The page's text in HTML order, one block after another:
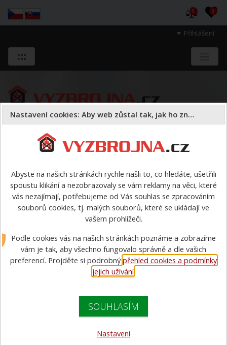
Přihlášení
0 0
a majetek druhých.
> výrobci > Rosenbauer
Přilba HEROS H30
Držák svítilny ADALIT
Nastavení cookies: Aby web zůstal tak, jak ho znáte
Abyste na našich stránkách rychle našli to, co hledáte, ušetřili
spoustu klikání a nezobrazovaly se vám reklamy na věci, které
vás nezajímají, potřebujeme od Vás souhlas se zpracováním
souborů cookies, tj. malých souborů, které se ukládají ve
vašem prohlížeči.
Podle cookies vás na našich stránkách poznáme a zobrazíme
vám je tak, aby všechno fungovalo správně a dle vašich
preferencí. Projděte si podrobnýpřehled cookies a podmínky
jejich užívání.
SOUHLASÍM
Nastavení